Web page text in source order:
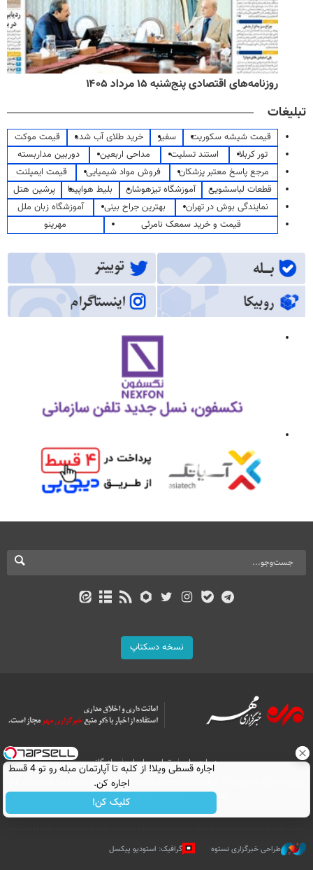
روزنامه‌های اقتصادی پنج‌شنبه ۱۵ مرداد ۱۴۰۵
تبلیغات
قیمت شیشه سکوریت سفیر خرید طلای آب شده
قیمت موکت
تور کربلا
استند تسلیت مداحی اربعین
دوربین مداربسته
مرجع پاسخ معتبر پزشکان
فروش مواد شیمیایی
قیمت ایمپلنت
قطعات لباسشویی
آموزشگاه تیزهوشان بلیط هواپیما
پرشین هتل
نمایندگی بوش در تهران
بهترین جراح بینی
آموزشگاه زبان ملل
قیمت و خرید سمعک نامرئی
مهرینو
نسخه دسکتاپ
درباره ما تماس با ما
بازرگانی
All Content by Mehr News Agency is licensed under a Creative Commons
Attribution 4.0 International License.
طراحی خبرگزاری نستوه گرافیک: استودیو پیکسل
اجاره‌ قسطی ویلا! از کلبه تا آپارتمان مبله رو تو 4 قسط
اجاره کن.
کلیک کن!